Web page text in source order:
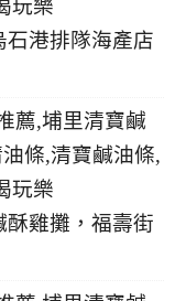
石港排隊海產店
酥雞攤，福壽街